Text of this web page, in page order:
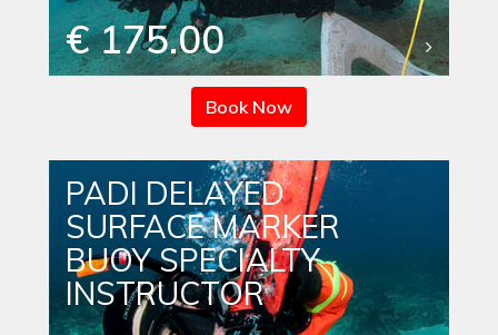
€ 175.00
Book Now
PADI DELAYED
SURFACE MARKER
BUOY SPECIALTY
INSTRUCTOR